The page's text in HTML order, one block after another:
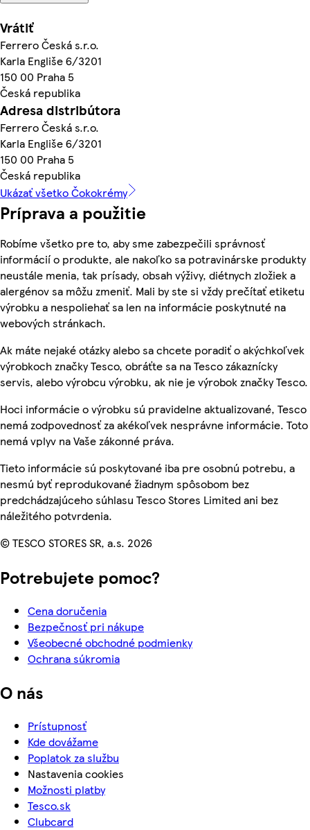
Vrátiť
Ferrero Česká s.r.o.
Karla Engliše 6/3201
150 00 Praha 5
Česká republika
Adresa distribútora
Ferrero Česká s.r.o.
Karla Engliše 6/3201
150 00 Praha 5
Česká republika
Ukázať všetko Čokokrémy
Príprava a použitie
Robíme všetko pre to, aby sme zabezpečili správnosť
informácií o produkte, ale nakoľko sa potravinárske produkty
neustále menia, tak prísady, obsah výživy, diétnych zložiek a
alergénov sa môžu zmeniť. Mali by ste si vždy prečítať etiketu
výrobku a nespoliehať sa len na informácie poskytnuté na
webových stránkach.
Ak máte nejaké otázky alebo sa chcete poradiť o akýchkoľvek
výrobkoch značky Tesco, obráťte sa na Tesco zákaznícky
servis, alebo výrobcu výrobku, ak nie je výrobok značky Tesco.
Hoci informácie o výrobku sú pravidelne aktualizované, Tesco
nemá zodpovednosť za akékoľvek nesprávne informácie. Toto
nemá vplyv na Vaše zákonné práva.
Tieto informácie sú poskytované iba pre osobnú potrebu, a
nesmú byť reprodukované žiadnym spôsobom bez
predchádzajúceho súhlasu Tesco Stores Limited ani bez
náležitého potvrdenia.
© TESCO STORES SR, a.s. 2026
Potrebujete pomoc?
Cena doručenia
Bezpečnosť pri nákupe
Všeobecné obchodné podmienky
Ochrana súkromia
O nás
Prístupnosť
Kde dovážame
Poplatok za službu
Nastavenia cookies
Možnosti platby
Tesco.sk
Clubcard